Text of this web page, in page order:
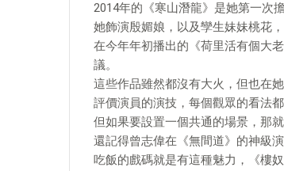
2014年的《寒山潛龍》是她第一次
她飾演殷媚娘，以及孿生妹妹桃花，
在今年年初播出的《荷里活有個大
議。
這些作品雖然都沒有大火，但也在
評價演員的演技，每個觀眾的看法都
但如果要設置一個共通的場景，那就
還記得曾志偉在《無間道》的神級
吃飯的戲碼就是有這種魅力，《樓